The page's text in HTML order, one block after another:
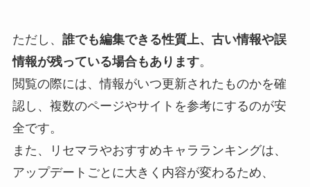
ただし、 誰でも編集できる性質上、古い情報や誤
情報が残っている場合もあります。
閲覧の際には、情報がいつ更新されたものかを確
認し、複数のページやサイトを参考にするのが安
全です。
また、リセマラやおすすめキャラランキングは、
アップデートごとに大きく内容が変わるため、